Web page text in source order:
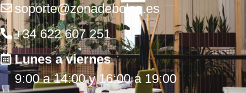
soporte@zonadebolsa.es
+34 622 607 251
Lunes a viernes
9:00 a 14:00 y 16:00 a 19:00